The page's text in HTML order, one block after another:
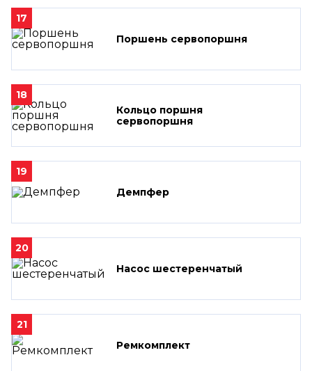
17
Поршень сервопоршня
18
Кольцо поршня
сервопоршня
19
Демпфер
20
Насос шестеренчатый
21
Ремкомплект